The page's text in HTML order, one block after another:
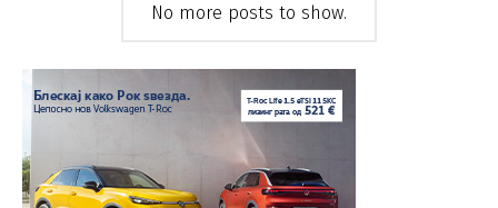
No more posts to show.